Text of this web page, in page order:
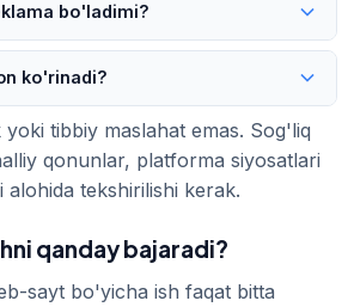
tizimiga bog'liq. Eng to'g'ri yo'l avval
va o'lchanadigan test bilan
bo'ladimi?
bo'yicha javob sektor, shahar,
tizimiga bog'liq. Eng to'g'ri yo'l avval
ko'rinadi?
bo'yicha javob sektor, shahar,
tizimiga bog'liq. Eng to'g'ri yo'l avval
va o'lchanadigan test bilan
tibbiy maslahat emas. Sog'liq
qonunlar, platforma siyosatlari
alohida tekshirilishi kerak.
qanday bajaradi?
sayt bo'yicha ish faqat bitta